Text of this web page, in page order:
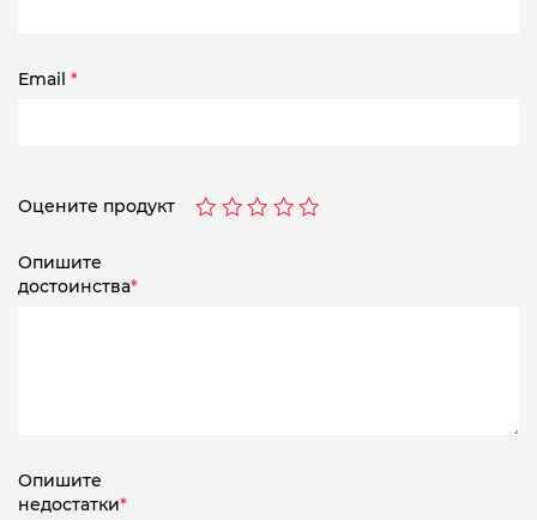
Email *
Оцените продукт
Опишите
достоинства*
Опишите
недостатки*